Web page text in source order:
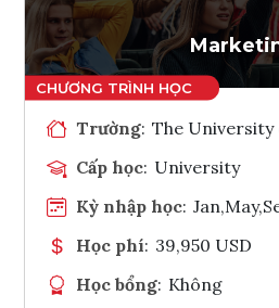
Trường: The University
Cấp học: University
Kỳ nhập học:
Học phí: 39,950 USD
Học bổng: Không